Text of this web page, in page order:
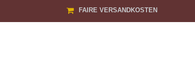
FAIRE VERSANDKOSTEN